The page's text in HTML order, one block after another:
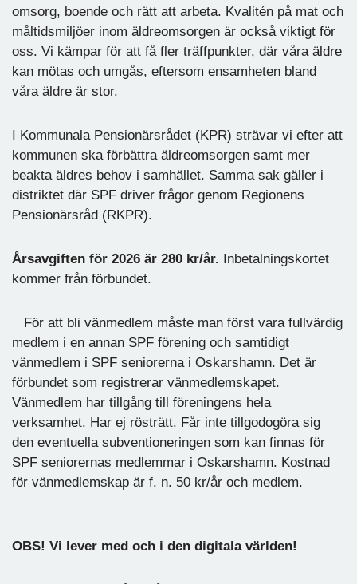
omsorg, boende och rätt att arbeta. Kvalitén på mat och
måltidsmiljöer inom äldreomsorgen är också viktigt för
oss. Vi kämpar för att få fler träffpunkter, där våra äldre
kan mötas och umgås, eftersom ensamheten bland
våra äldre är stor.
I Kommunala Pensionärsrådet (KPR) strävar vi efter att
kommunen ska förbättra äldreomsorgen samt mer
beakta äldres behov i samhället. Samma sak gäller i
distriktet där SPF driver frågor genom Regionens
Pensionärsråd (RKPR).
Årsavgiften för 2026 är 280 kr/år. Inbetalningskortet
kommer från förbundet.
För att bli vänmedlem måste man först vara fullvärdig
medlem i en annan SPF förening och samtidigt
vänmedlem i SPF seniorerna i Oskarshamn. Det är
förbundet som registrerar vänmedlemskapet.
Vänmedlem har tillgång till föreningens hela
verksamhet. Har ej rösträtt. Får inte tillgodogöra sig
den eventuella subventioneringen som kan finnas för
SPF seniorernas medlemmar i Oskarshamn. Kostnad
för vänmedlemskap är f. n. 50 kr/år och medlem.
OBS! Vi lever med och i den digitala världen!